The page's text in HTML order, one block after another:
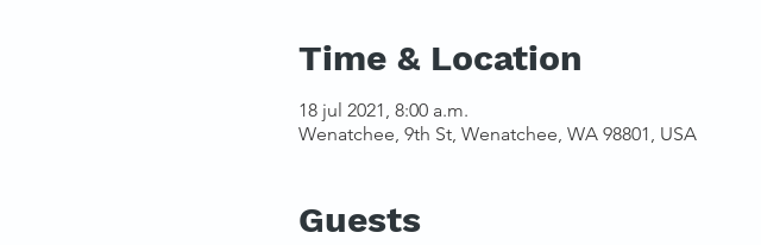
Time & Location
18 jul 2021, 8:00 a.m.
Wenatchee, 9th St, Wenatchee, WA 98801, USA
Guests